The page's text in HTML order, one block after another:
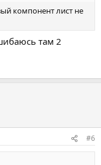
компонент лист не
там 2
#6